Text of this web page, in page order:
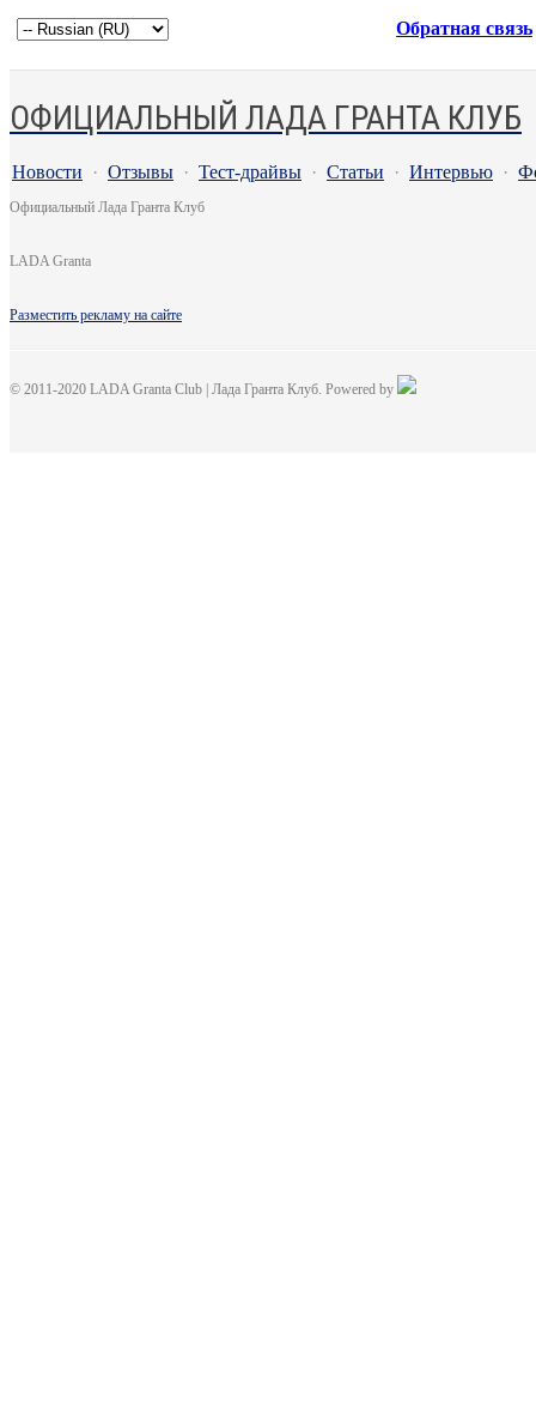
Обратная связь
ОФИЦИАЛЬНЫЙ ЛАДА ГРАНТА КЛУБ
Новости · Отзывы · Тест-драйвы · Статьи · Интервью ·
Официальный Лада Гранта Клуб
LADA Granta
Разместить рекламу на сайте
© 2011-2020 LADA Granta Club | Лада Гранта Клуб. Powered by